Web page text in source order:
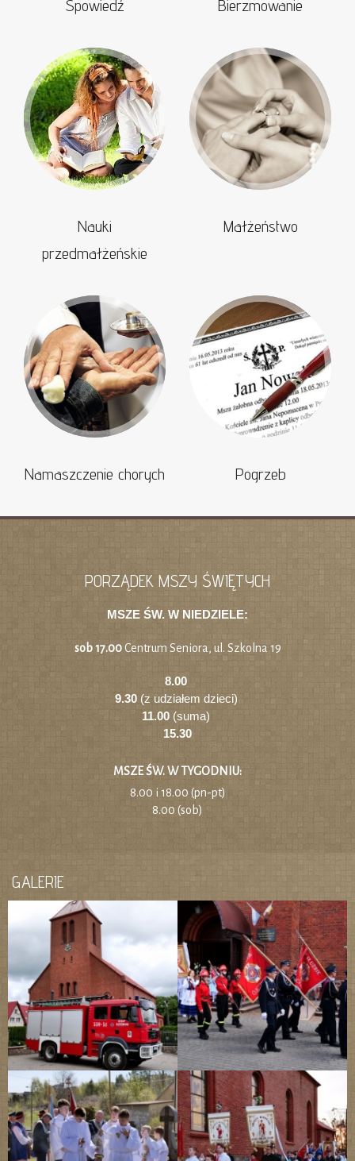
Spowiedź Bierzmowanie
Nauki
przedmałżeńskie
Małżeństwo
Namaszczenie chorych Pogrzeb
PORZĄDEK MSZY ŚWIĘTYCH
MSZE ŚW. W NIEDZIELE:
sob 17.00Centrum Seniora, ul. Szkolna 19
8.00
9.30(z udziałem dzieci)
11.00 (suma)
15.30
MSZE ŚW. W TYGODNIU:
8.00 i 18.00 (pn-pt)
8.00 (sob)
GALERIE